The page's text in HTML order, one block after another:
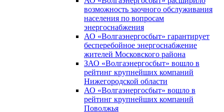
возможность заочного обслуживания
населения по вопросам
энергоснабжения
АО «Волгаэнергосбыт» гарантирует
бесперебойное энергоснабжение
жителей Московского района
ЗАО «Волгаэнергосбыт» вошло в
рейтинг крупнейших компаний
Нижегородской области
АО «Волгаэнергосбыт» вошло в
рейтинг крупнейших компаний
Поволжья